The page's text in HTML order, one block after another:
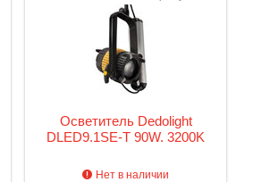
Осветитель Dedolight
DLED9.1SE-T 90W. 3200K
Нет в наличии